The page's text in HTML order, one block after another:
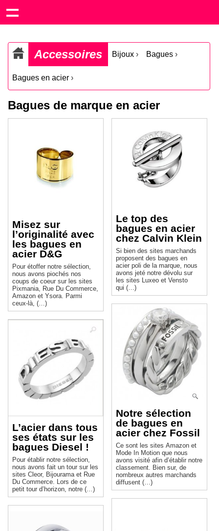
Accessoires Bijoux › Bagues ›
Bagues en acier ›
Bagues de marque en acier
Misez sur
l’originalité avec
les bagues en
acier D&G
Pour étoffer notre sélection,
nous avons piochés nos
coups de coeur sur les sites
Pixmania, Rue Du Commerce,
Amazon et Ysora. Parmi
ceux-là, (…)
L’acier dans tous
ses états sur les
bagues Diesel !
Pour établir notre sélection,
nous avons fait un tour sur les
sites Cleor, Bijourama et Rue
Du Commerce. Lors de ce
petit tour d’horizon, notre (…)
Le top des
bagues en acier
chez Calvin Klein
Si bien des sites marchands
proposent des bagues en
acier poli de la marque, nous
avons jeté notre dévolu sur
les sites Luxeo et Vensto
qui (…)
Notre sélection
de bagues en
acier chez Fossil
Ce sont les sites Amazon et
Mode In Motion que nous
avons visité afin d’établir notre
classement. Bien sur, de
nombreux autres marchands
diffusent (…)